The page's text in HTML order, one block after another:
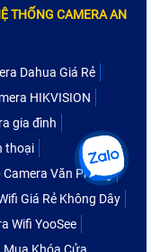
THỐNG CAMERA AN
Dahua Giá Rẻ
HIKVISION
gia đình
thoại
Camera Văn Phòng
Giá Rẻ Không Dây
Wifi YooSee